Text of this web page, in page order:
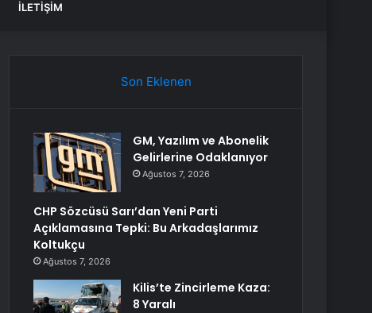
İLETIŞIM
Son Eklenen
GM, Yazılım ve Abonelik
Gelirlerine Odaklanıyor
Ağustos 7, 2026
CHP Sözcüsü Sarı’dan Yeni Parti
Açıklamasına Tepki: Bu Arkadaşlarımız
Koltukçu
Ağustos 7, 2026
Kilis’te Zincirleme Kaza:
8 Yaralı